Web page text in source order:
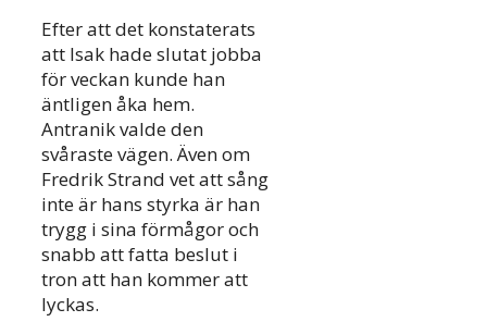
Efter att det konstaterats
att Isak hade slutat jobba
för veckan kunde han
äntligen åka hem.
Antranik valde den
svåraste vägen. Även om
Fredrik Strand vet att sång
inte är hans styrka är han
trygg i sina förmågor och
snabb att fatta beslut i
tron att han kommer att
lyckas.